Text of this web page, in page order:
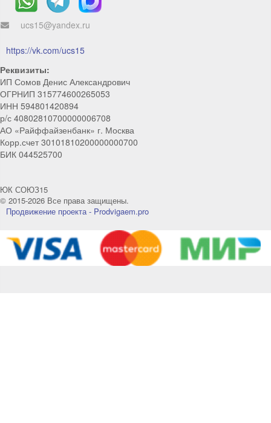
ucs15@yandex.ru
https://vk.com/ucs15
Реквизиты:
ИП Сомов Денис Александрович
ОГРНИП 315774600265053
ИНН 594801420894
р/с 40802810700000006708
АО «Райффайзенбанк» г. Москва
Корр.счет 30101810200000000700
БИК 044525700
ЮК СОЮЗ15
© 2015-2026 Все права защищены.
Продвижение проекта - Prodvigaem.pro
ChatApp
Мы на связи!
Позвоните нам или свяжитесь с нами через любой
удобный мессенджер!
Telegram